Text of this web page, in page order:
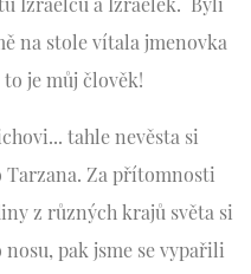
na stole vítala jmenovka
to je můj člověk!
tahle nevěsta si
Za přítomnosti
z různých krajů světa si
pak jsme se vypařili